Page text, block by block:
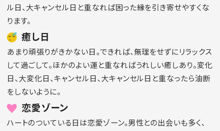
ル日、大キャンセル日と重なれば困った縁を引き寄せやすくな
ります。
癒し日
あまり頑張りがきかない日。できれば、無理をせずにリラックス
して過ごして。ほかのよい運と重なればうれしい癒しあり。変化
日、大変化日、キャンセル日、大キャンセル日と重なったら油断
をしないように。
恋愛ゾーン
ハートのついている日は恋愛ゾーン。男性との出会いも多く、